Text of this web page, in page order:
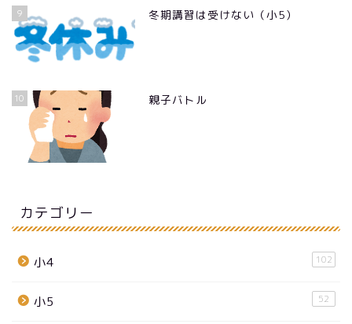
9 冬期講習は受けない（小5）
10 親子バトル
カテゴリー
小4 102
小5 52